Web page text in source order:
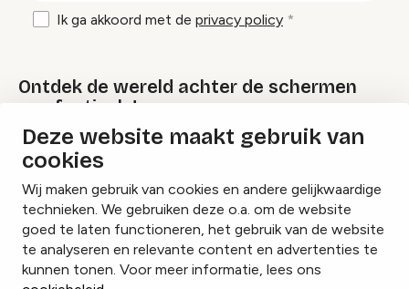
Deze website maakt gebruik van
cookies
Wij maken gebruik van cookies en andere gelijkwaardige
technieken. We gebruiken deze o.a. om de website
goed te laten functioneren, het gebruik van de website
te analyseren en relevante content en advertenties te
kunnen tonen. Voor meer informatie, lees ons
Ik ga akkoord met de privacy policy
Ontdek de wereld achter de schermen
van festivals!
Lees onze Festival Specials
InstagramFacebookLinkedIn